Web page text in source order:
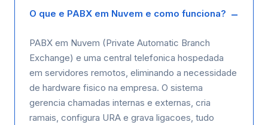
O que e PABX em Nuvem e como funciona?
PABX em Nuvem (Private Automatic Branch
Exchange) e uma central telefonica hospedada
em servidores remotos, eliminando a necessidade
de hardware fisico na empresa. O sistema
gerencia chamadas internas e externas, cria
ramais, configura URA e grava ligacoes, tudo